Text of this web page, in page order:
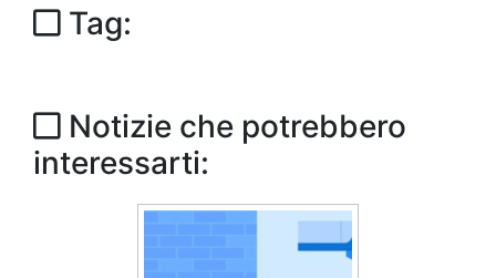
Tag:
Notizie che potrebbero
interessarti: